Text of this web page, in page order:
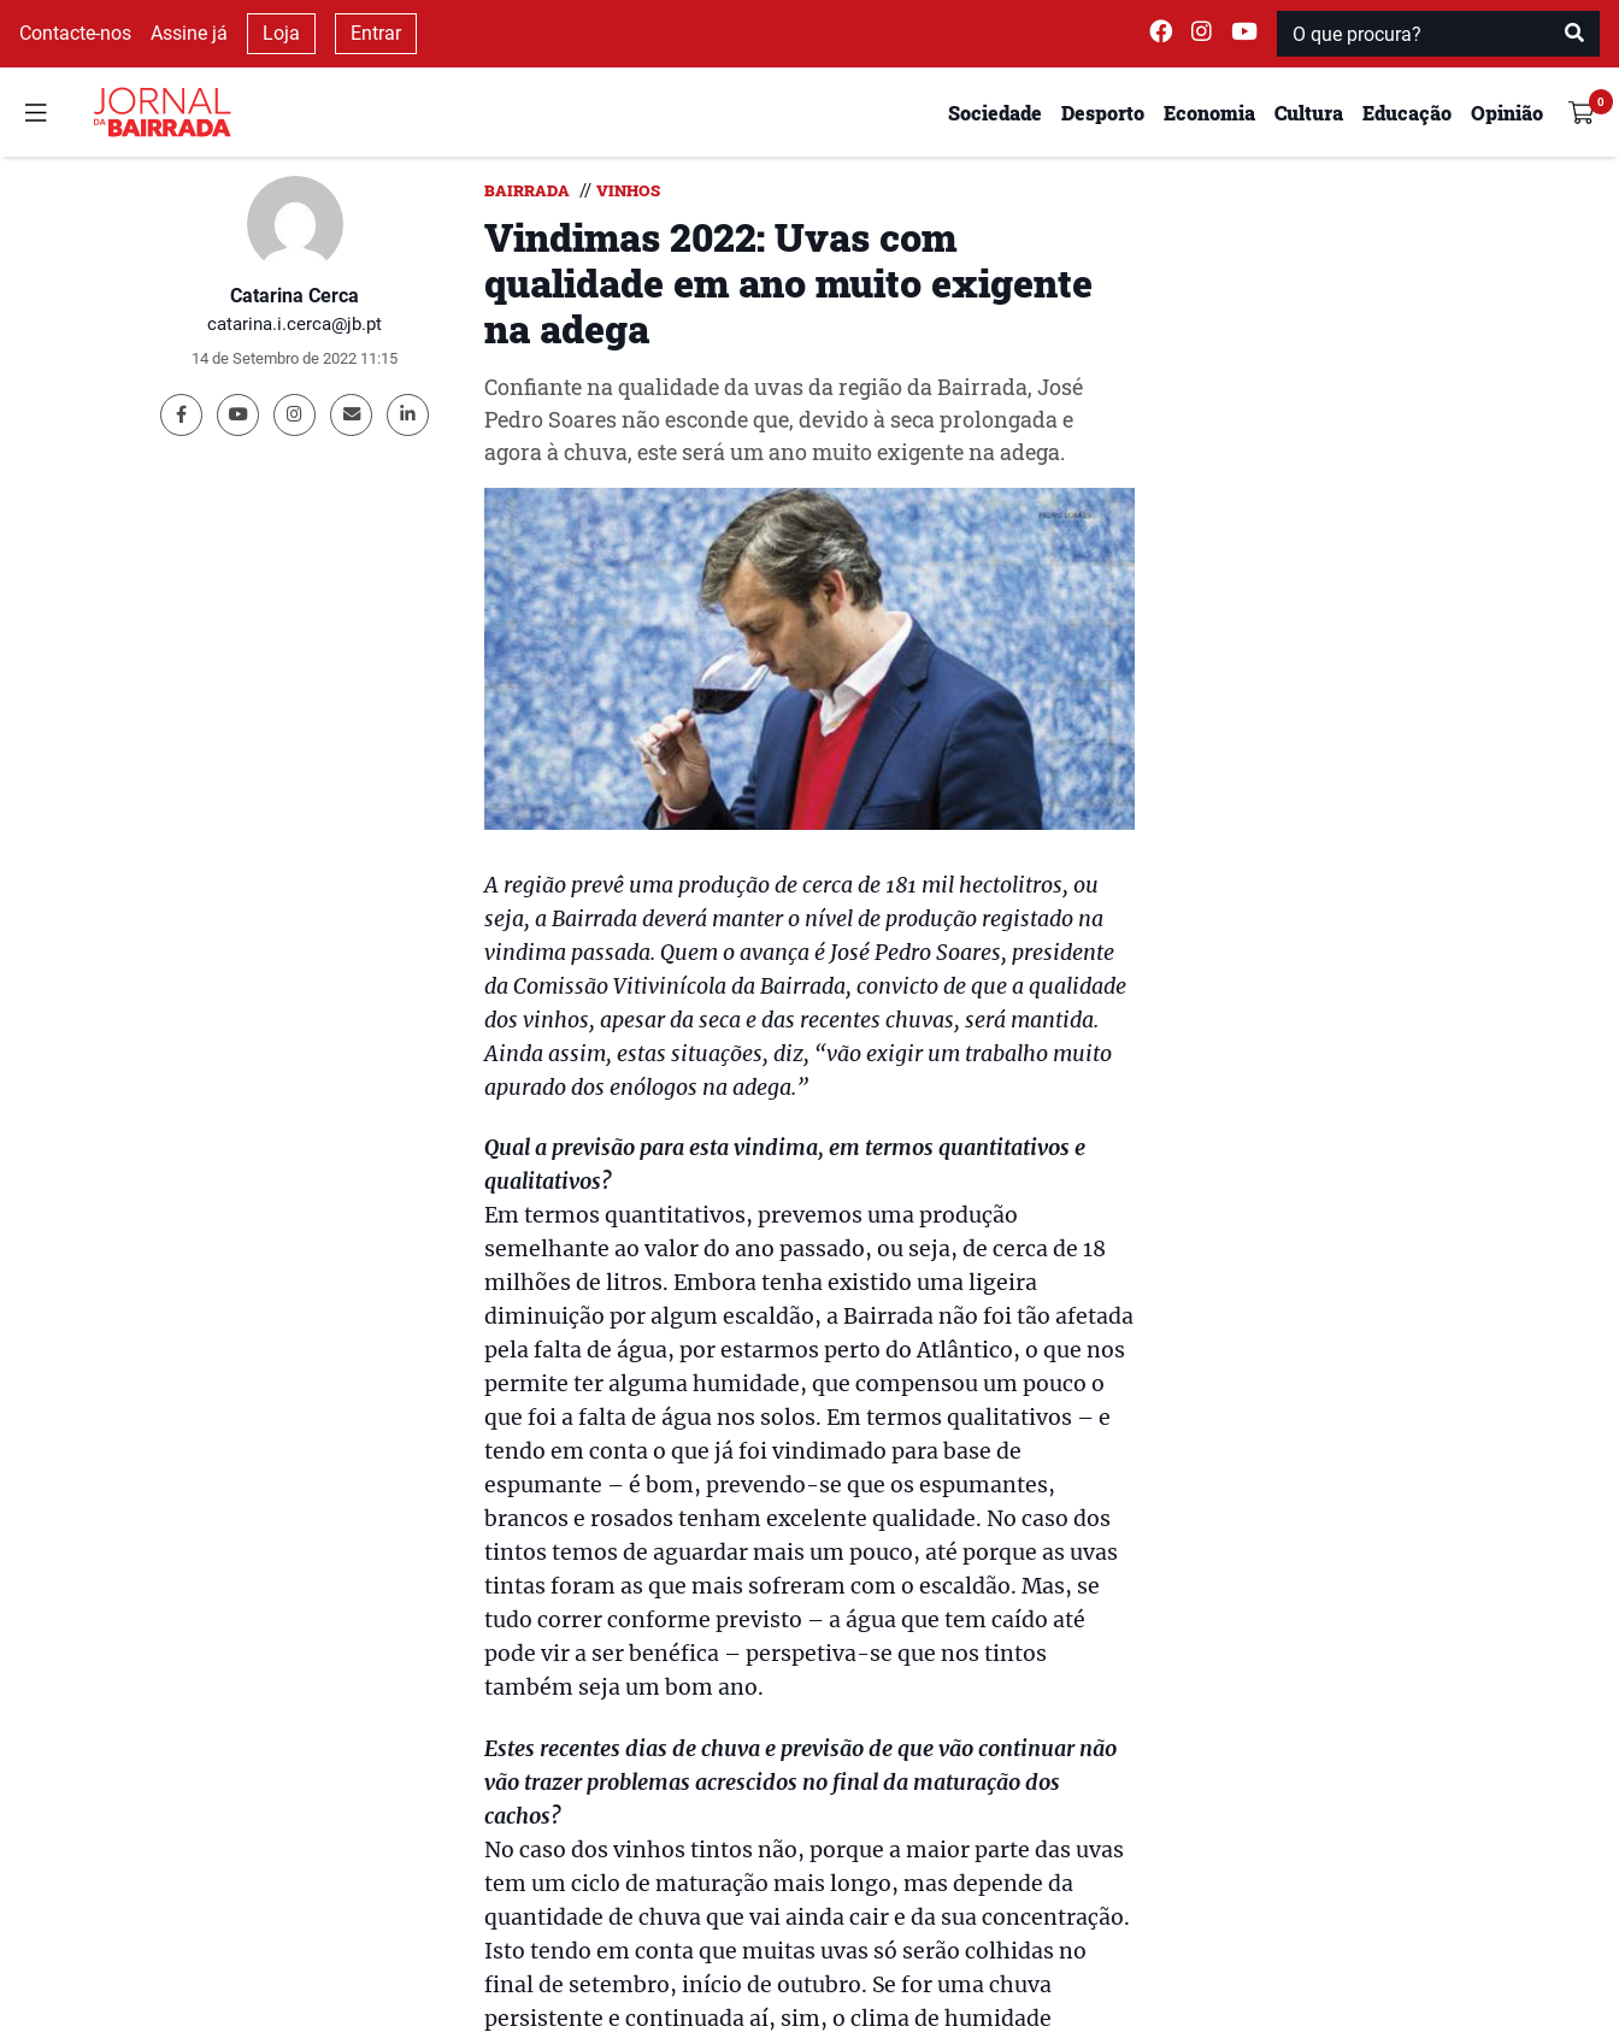
Contacte-nos Assine já Loja Entrar
Sociedade Desporto Economia Cultura Educação Opinião
Catarina Cerca
catarina.i.cerca@jb.pt
14 de Setembro de 2022 11:15
BAIRRADA // VINHOS
Vindimas 2022: Uvas com
qualidade em ano muito exigente
na adega
Confiante na qualidade da uvas da região da Bairrada, José
Pedro Soares não esconde que, devido à seca prolongada e
agora à chuva, este será um ano muito exigente na adega.
A região prevê uma produção de cerca de 181 mil hectolitros, ou
seja, a Bairrada deverá manter o nível de produção registado na
vindima passada. Quem o avança é José Pedro Soares, presidente
da Comissão Vitivinícola da Bairrada, convicto de que a qualidade
dos vinhos, apesar da seca e das recentes chuvas, será mantida.
Ainda assim, estas situações, diz, “vão exigir um trabalho muito
apurado dos enólogos na adega.”
Qual a previsão para esta vindima, em termos quantitativos e
qualitativos?
Em termos quantitativos, prevemos uma produção
semelhante ao valor do ano passado, ou seja, de cerca de 18
milhões de litros. Embora tenha existido uma ligeira
diminuição por algum escaldão, a Bairrada não foi tão afetada
pela falta de água, por estarmos perto do Atlântico, o que nos
permite ter alguma humidade, que compensou um pouco o
que foi a falta de água nos solos. Em termos qualitativos – e
tendo em conta o que já foi vindimado para base de
espumante – é bom, prevendo-se que os espumantes,
brancos e rosados tenham excelente qualidade. No caso dos
tintos temos de aguardar mais um pouco, até porque as uvas
tintas foram as que mais sofreram com o escaldão. Mas, se
tudo correr conforme previsto – a água que tem caído até
pode vir a ser benéfica – perspetiva-se que nos tintos
também seja um bom ano.
Estes recentes dias de chuva e previsão de que vão continuar não
vão trazer problemas acrescidos no final da maturação dos
cachos?
No caso dos vinhos tintos não, porque a maior parte das uvas
tem um ciclo de maturação mais longo, mas depende da
quantidade de chuva que vai ainda cair e da sua concentração.
Isto tendo em conta que muitas uvas só serão colhidas no
final de setembro, início de outubro. Se for uma chuva
persistente e continuada aí, sim, o clima de humidade